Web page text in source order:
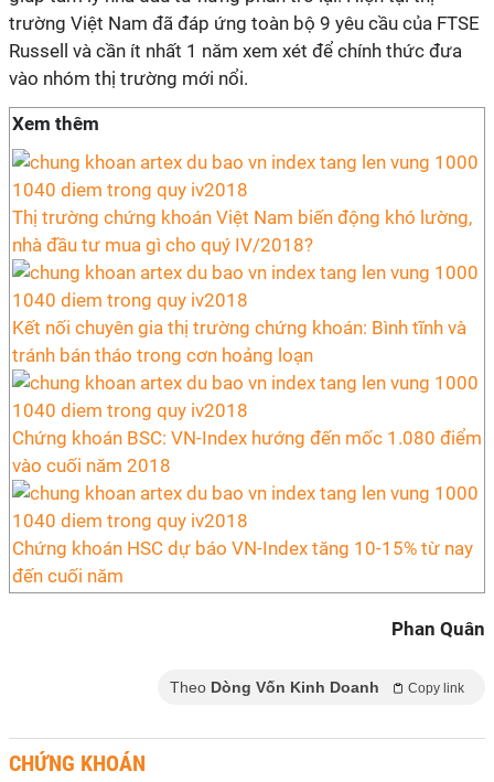
trường Việt Nam đã đáp ứng toàn bộ 9 yêu cầu của FTSE
Russell và cần ít nhất 1 năm xem xét để chính thức đưa
vào nhóm thị trường mới nổi.
Xem thêm
Thị trường chứng khoán Việt Nam biến động khó lường,
nhà đầu tư mua gì cho quý IV/2018?
Kết nối chuyên gia thị trường chứng khoán: Bình tĩnh và
tránh bán tháo trong cơn hoảng loạn
Chứng khoán BSC: VN-Index hướng đến mốc 1.080 điểm
vào cuối năm 2018
Chứng khoán HSC dự báo VN-Index tăng 10-15% từ nay
đến cuối năm
Phan Quân
Theo Dòng Vốn Kinh Doanh Copy link
CHỨNG KHOÁN